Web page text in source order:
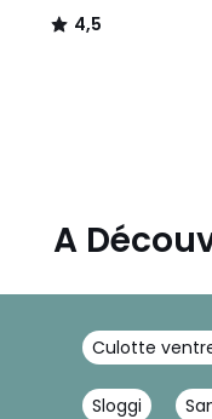
4,5
/
A
Culotte
Sloggi